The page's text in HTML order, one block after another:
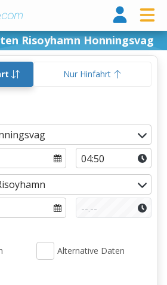
Risoyhamn Honningsvag
Nur Hinfahrt
Alternative Daten